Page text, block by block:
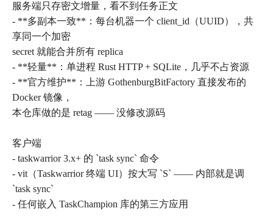
服务端只存密文增量，看不到任务正文
- **多副本一致**：每台机器一个 client_id（UUID），共
享同一个加密
secret 就能合并所有 replica
- **轻量**：单进程 Rust HTTP + SQLite，几乎不占资源
- **官方维护**：上游 GothenburgBitFactory 直接发布的
Docker 镜像，
本仓库做的是 retag —— 没修改源码
客户端
- taskwarrior 3.x+ 的 `task sync` 命令
- vit（Taskwarrior 终端 UI）按大写 `S` —— 内部就是调
`task sync`
- 任何嵌入 TaskChampion 库的第三方应用